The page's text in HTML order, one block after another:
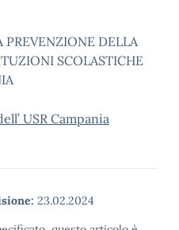
PREVENZIONE DELLA
SCOLASTICHE
USR Campania
23.02.2024